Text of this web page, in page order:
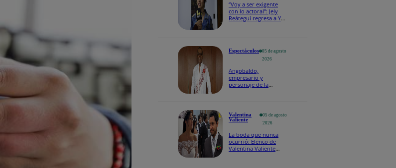
“Voy a ser exigente
con lo actoral”: Jely
Reátegui regresa a Yo
Espectáculos
05 de agosto
2026
Angobaldo,
empresario y
personaje de la
Valentina
Valiente
05 de agosto
2026
La boda que nunca
ocurrió: Elenco de
Valentina Valiente